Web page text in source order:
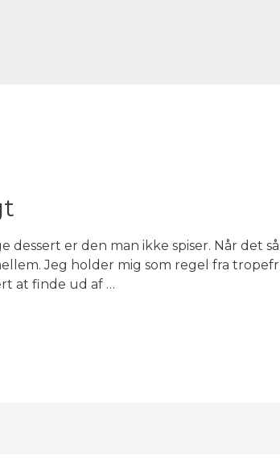
er den man ikke spiser. Når det
Jeg holder mig som regel fra
at finde ud af …